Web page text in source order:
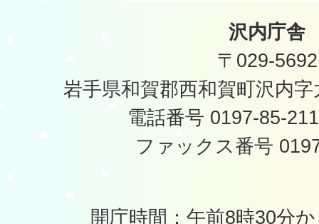
沢内庁舎
〒029-5692
岩手県和賀郡西和賀町沢内
電話番号 0197-85-
ファックス番号
開庁時間：午前8時30分